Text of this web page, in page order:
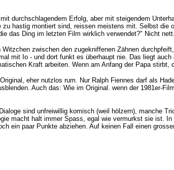
durchschlagendem Erfolg, aber mit steigendem
hastig montiert sind, reissen meistens mit. Selbst
das Ding im letzten Film wirklich verwendet?" Nicht nett.
zwischen den zugekniffenen Zähnen
mit Io - und dort funkt es überhaupt nie. Das liegt
Kraft arbeiten. Wenn am Anfang der Papa stirbt,
eher nutzlos rum. Nur Ralph Fiennes darf als
Auch das: Wie im Original. wenn der 1981er-
sind unfreiwillig komisch (weil hölzern), manche
macht halt immer Spass, egal wie vermurkst sie ist.
ein paar Punkte abziehen. Auf keinen Fall einen